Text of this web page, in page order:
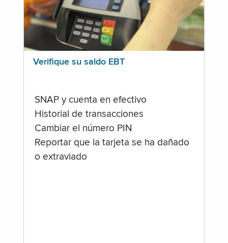
Verifique su saldo EBT
SNAP y cuenta en efectivo
Historial de transacciones
Cambiar el número PIN
Reportar que la tarjeta se ha dañado
o extraviado